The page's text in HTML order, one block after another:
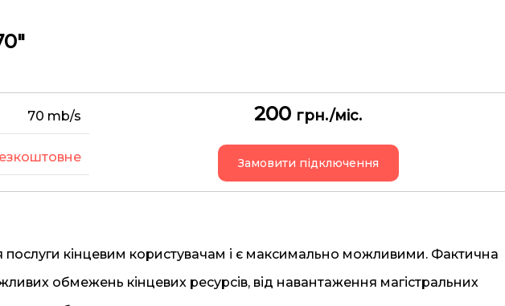
70 mb/s 200 грн./міс.
Замовити підключення
кінцевим користувачам і є максимально можливими. Фактична
обмежень кінцевих ресурсів, від навантаження магістральних